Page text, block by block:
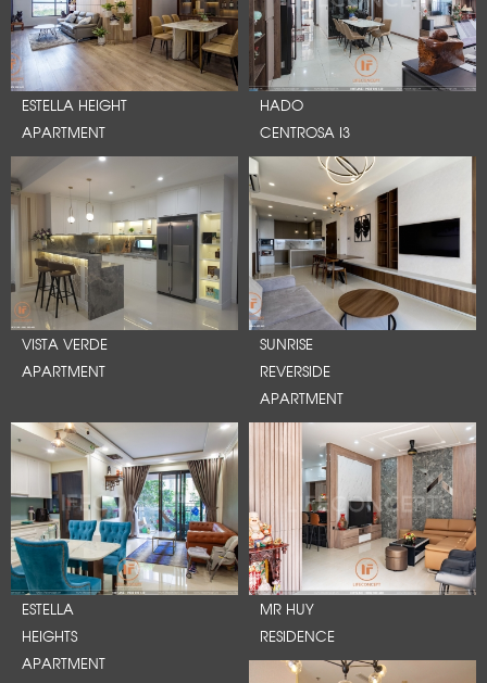
ESTELLA HEIGHT
APARTMENT
HADO
CENTROSA I3
VISTA VERDE
APARTMENT
SUNRISE
REVERSIDE
APARTMENT
ESTELLA
HEIGHTS
APARTMENT
MR HUY
RESIDENCE